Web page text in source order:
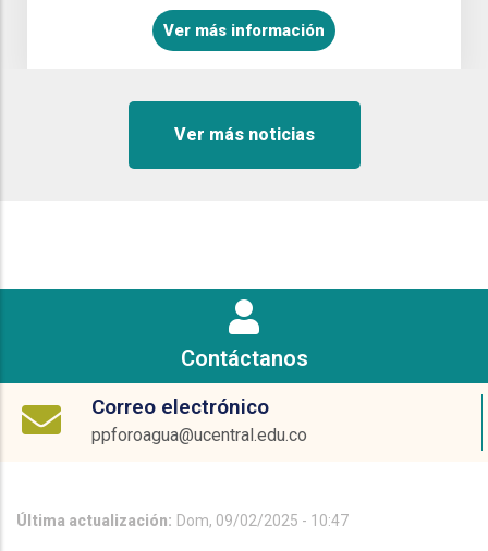
Ver más información
Ver más noticias
Contáctanos
Correo electrónico
ppforoagua@ucentral.edu.co
Última actualización: Dom, 09/02/2025 - 10:47